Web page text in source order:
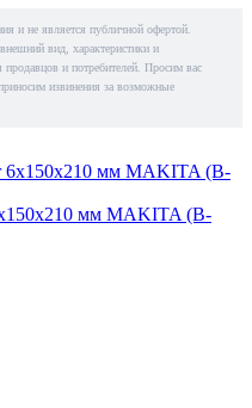
и не является публичной офертой.
вид, характеристики и
продавцов и потребителей. Просим вас
извинения за возможные
мм MAKITA (B-